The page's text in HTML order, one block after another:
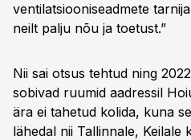
ventilatsiooniseadmete tarnija
neilt palju nõu ja toetust.”
Nii sai otsus tehtud ning
sobivad ruumid aadressil
ära ei tahetud kolida, kuna
lähedal nii Tallinnale, Keilale